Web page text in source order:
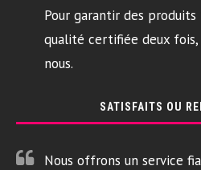
Pour garantir des
qualité certifiée deux
nous.
SATISFAITS OU
Nous offrons un service